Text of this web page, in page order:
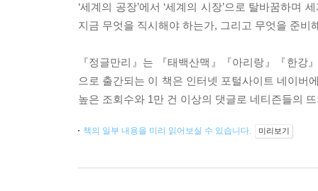
‘세계의 공장’에서 ‘세계의 시장’으로 탈바꿈하
지금 무엇을 직시해야 하는가, 그리고 무엇을 준비
『정글만리』는 『태백산맥』『아리랑』『한강
으로 출간되는 이 책은 인터넷 포털사이트 네이버
높은 조회수와 1만 건 이상의 댓글로 네티즌들의
책의 일부 내용을 미리 읽어보실 수 있습니다. 미리보기